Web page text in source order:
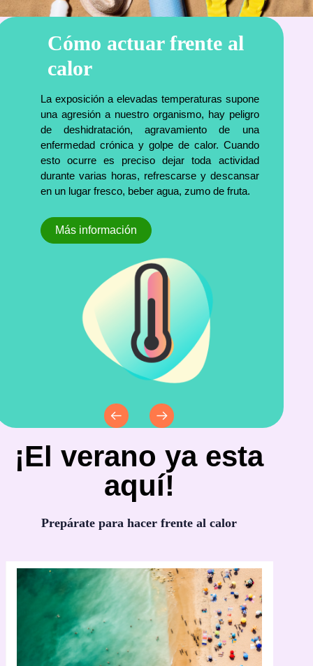
Cómo actuar frente al
calor
La exposición a elevadas temperaturas supone
una agresión a nuestro organismo, hay peligro
de deshidratación, agravamiento de una
enfermedad crónica y golpe de calor. Cuando
esto ocurre es preciso dejar toda actividad
durante varias horas, refrescarse y descansar
en un lugar fresco, beber agua, zumo de fruta.
Más información
¡El verano ya esta
aquí!
Prepárate para hacer frente al calor